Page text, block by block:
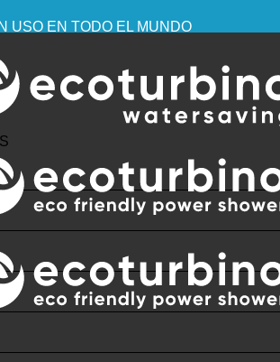
USO EN TODO EL MUNDO